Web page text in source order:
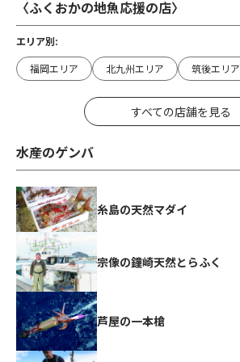
〈ふくおかの地魚応援の店〉
エリア別:
福岡エリア
北九州エリア 筑後エリア
すべての店舗を見る
水産のゲンバ
糸島の天然マダイ
宗像の鐘崎天然とらふく
芦屋の一本槍